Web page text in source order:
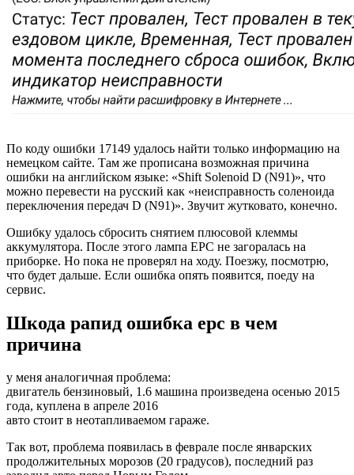
По коду ошибки 17149 удалось найти только информацию на
немецком сайте. Там же прописана возможная причина
ошибки на английском языке: «Shift Solenoid D (N91)», что
можно перевести на русский как «неисправность соленоида
переключения передач D (N91)». Звучит жутковато, конечно.
Ошибку удалось сбросить снятием плюсовой клеммы
аккумулятора. После этого лампа EPC не загоралась на
приборке. Но пока не проверял на ходу. Поезжу, посмотрю,
что будет дальше. Если ошибка опять появится, поеду на
сервис.
Шкода рапид ошибка epc в чем
причина
у меня аналогичная проблема:
двигатель бензиновый, 1.6 машина произведена осенью 2015
года, куплена в апреле 2016
авто стоит в неотапливаемом гараже.
Так вот, проблема появилась в феврале после январских
продолжительных морозов (20 градусов), последний раз